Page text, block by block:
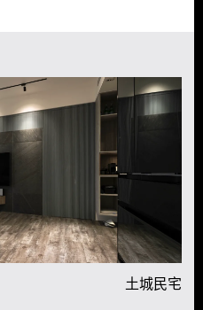
土城民宅